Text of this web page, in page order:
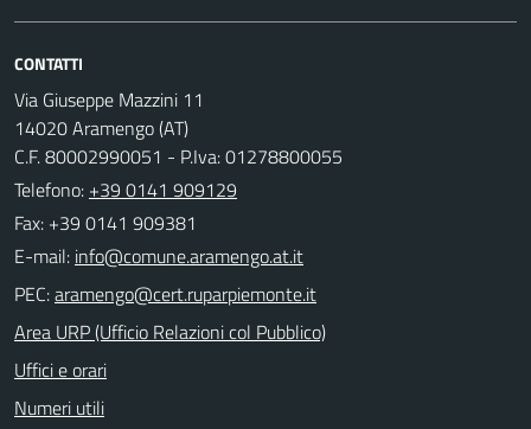
CONTATTI
Via Giuseppe Mazzini 11
14020 Aramengo (AT)
C.F. 80002990051 - P.Iva: 01278800055
Telefono: +39 0141 909129
Fax: +39 0141 909381
E-mail:
PEC:
Area URP (Ufficio Relazioni col Pubblico)
Uffici e orari
Numeri utili